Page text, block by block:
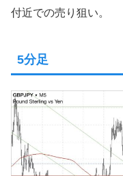
付近での売り狙い。
5分足